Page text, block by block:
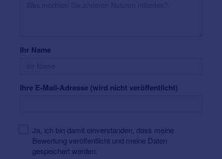
Ihr Name
Ihre E-Mail-Adresse (wird nicht veröffentlicht)
Ja, ich bin damit einverstanden, dass meine
Bewertung veröffentlicht und meine Daten
gespeichert werden.